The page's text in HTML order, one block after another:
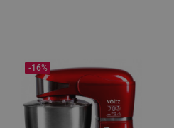
-16%